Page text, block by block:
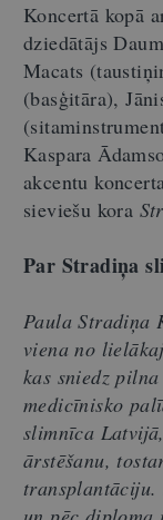
Koncertā kopā
dziedātājs
Macats
(basģitāra),
Kaspara
akcentu
sieviešu kora
Par Stradiņa
Paula Stradiņa
viena no
kas sniedz
medicīnisko
slimnīca
ārstēšanu,